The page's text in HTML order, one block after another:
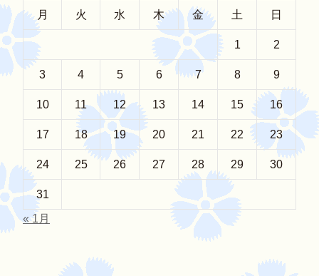
月 火 水 木 金 土 日
1 2
3 4 5 6 7 8 9
10 11 12 13 14 15 16
17 18 19 20 21 22 23
24 25 26 27 28 29 30
31
« 1月